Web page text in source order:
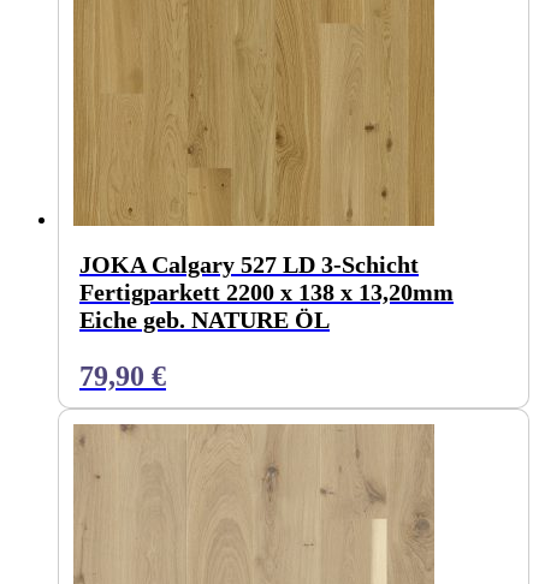
JOKA Calgary 527 LD 3-Schicht
Fertigparkett 2200 x 138 x 13,20mm
Eiche geb. NATURE ÖL
79,90 €